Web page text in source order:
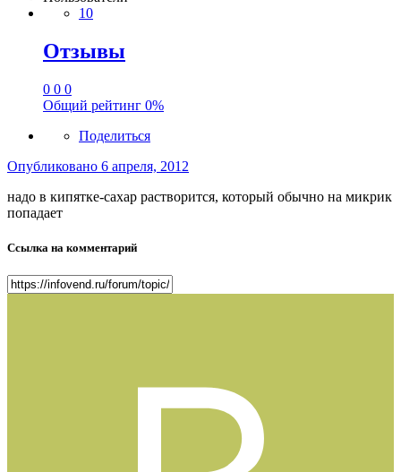
10
Отзывы
0 0 0
Общий рейтинг 0%
Поделиться
Опубликовано 6 апреля, 2012
надо в кипятке-сахар растворится, который обычно на микрик
попадает
Ссылка на комментарий